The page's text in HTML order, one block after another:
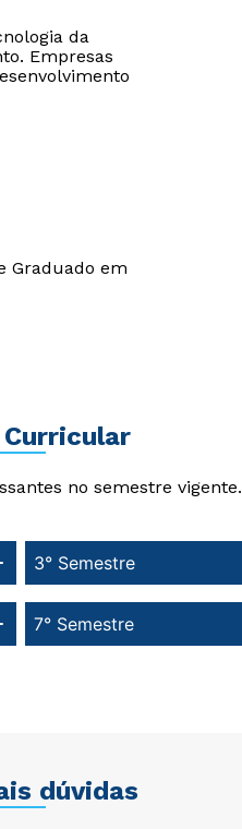
da
Empresas
Graduado em
no semestre vigente.
7° Semestre
3° Semestre
dúvidas